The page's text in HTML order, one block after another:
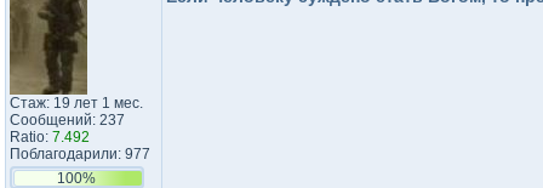
Стаж: 19 лет 1 мес.
Сообщений: 237
Ratio: 7.492
Поблагодарили: 977
100%